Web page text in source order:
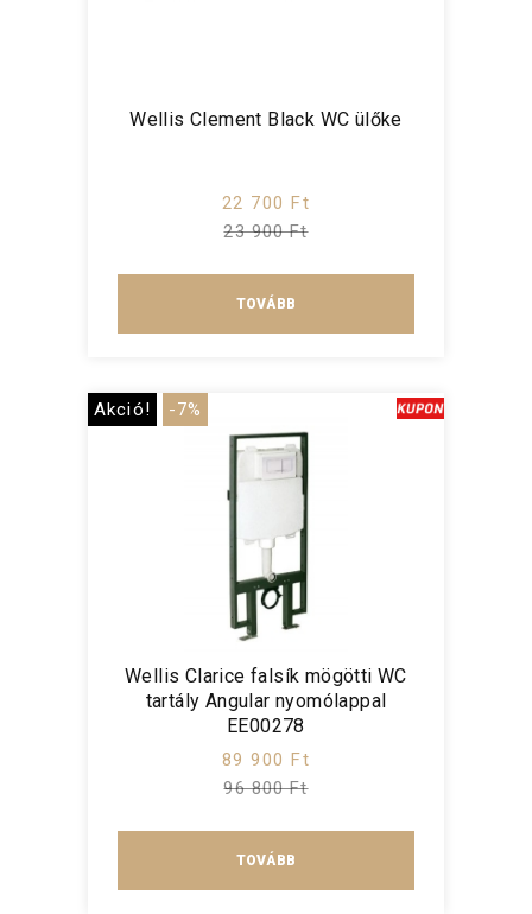
Wellis Clement Black WC ülőke
22 700 Ft
23 900 Ft
TOVÁBB
Akció! -7%
Wellis Clarice falsík mögötti WC
tartály Angular nyomólappal
EE00278
89 900 Ft
96 800 Ft
TOVÁBB